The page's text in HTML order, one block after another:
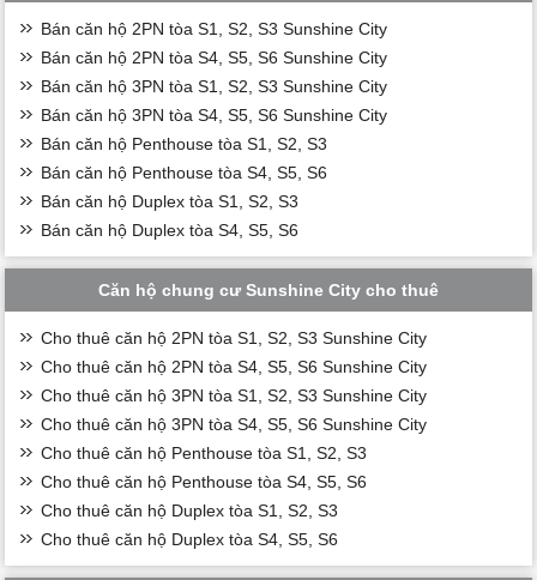
Bán căn hộ 2PN tòa S1, S2, S3 Sunshine City
Bán căn hộ 2PN tòa S4, S5, S6 Sunshine City
Bán căn hộ 3PN tòa S1, S2, S3 Sunshine City
Bán căn hộ 3PN tòa S4, S5, S6 Sunshine City
Bán căn hộ Penthouse tòa S1, S2, S3
Bán căn hộ Penthouse tòa S4, S5, S6
Bán căn hộ Duplex tòa S1, S2, S3
Bán căn hộ Duplex tòa S4, S5, S6
Căn hộ chung cư Sunshine City cho thuê
Cho thuê căn hộ 2PN tòa S1, S2, S3 Sunshine City
Cho thuê căn hộ 2PN tòa S4, S5, S6 Sunshine City
Cho thuê căn hộ 3PN tòa S1, S2, S3 Sunshine City
Cho thuê căn hộ 3PN tòa S4, S5, S6 Sunshine City
Cho thuê căn hộ Penthouse tòa S1, S2, S3
Cho thuê căn hộ Penthouse tòa S4, S5, S6
Cho thuê căn hộ Duplex tòa S1, S2, S3
Cho thuê căn hộ Duplex tòa S4, S5, S6